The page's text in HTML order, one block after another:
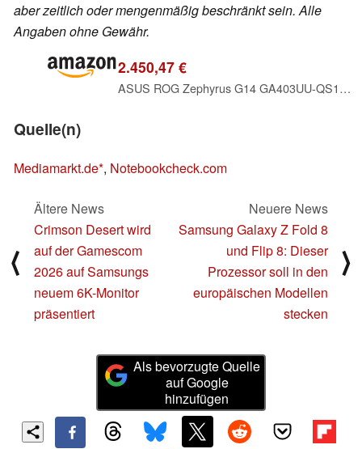
aber zeitlich oder mengenmäßig beschränkt sein. Alle
Angaben ohne Gewähr.
2.450,47 €
ASUS ROG Zephyrus G14 GA403UU-QS109X AMD Ryzen™ 9 8945HS 35,6 cm (14 Zoll) 3K 32GB LPDDR5x-SDRAM 1
Quelle(n)
Mediamarkt.de , Notebookcheck.com
⟨
Ältere News
Crimson Desert wird
auf der Gamescom
2026 auf Samsungs
neuem 6K-Monitor
präsentiert
Neuere News
Samsung Galaxy Z Fold 8
und Flip 8: Dieser
Prozessor soll in den
europäischen Modellen
stecken
⟩
Als bevorzugte Quelle
auf Google
hinzufügen